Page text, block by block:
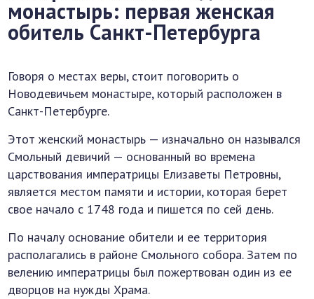
монастырь: первая женская
обитель Санкт-Петербурга
Говоря о местах веры, стоит поговорить о
Новодевичьем монастыре, который расположен в
Санкт-Петербурге.
Этот женский монастырь — изначально он назывался
Смольный девичий — основанный во времена
царствования императрицы Елизаветы Петровны,
является местом памяти и истории, которая берет
свое начало с 1748 года и пишется по сей день.
По началу основание обители и ее территория
располагались в районе Смольного собора. Затем по
велению императрицы был пожертвован один из ее
дворцов на нужды Храма.